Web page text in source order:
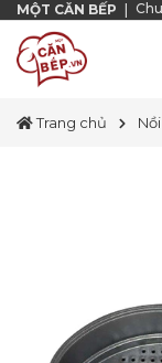
MỘT CĂN BẾP
Trang chủ